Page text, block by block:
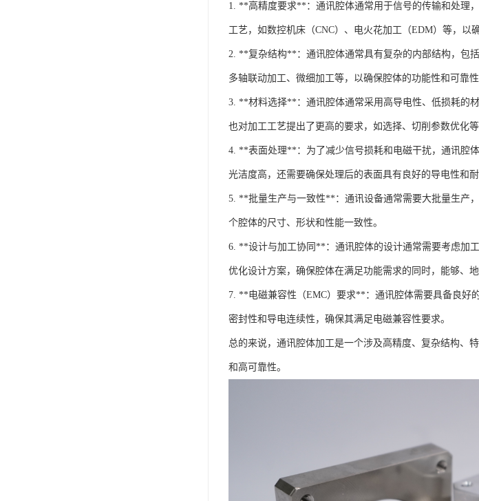
1. **高精度要求**：通讯腔体通常用于信号的传输和处理
工艺，如数控机床（CNC）、电火花加工（EDM）等，以
2. **复杂结构**：通讯腔体通常具有复杂的内部结构，包
多轴联动加工、微细加工等，以确保腔体的功能性和可靠性
3. **材料选择**：通讯腔体通常采用高导电性、低损耗的
也对加工工艺提出了更高的要求，如选择、切削参数优化等
4. **表面处理**：为了减少信号损耗和电磁干扰，通讯腔
光洁度高，还需要确保处理后的表面具有良好的导电性和耐
5. **批量生产与一致性**：通讯设备通常需要大批量生产
个腔体的尺寸、形状和性能一致性。
6. **设计与加工协同**：通讯腔体的设计通常需要考虑加
优化设计方案，确保腔体在满足功能需求的同时，能够、地
7. **电磁兼容性（EMC）要求**：通讯腔体需要具备良好
密封性和导电连续性，确保其满足电磁兼容性要求。
总的来说，通讯腔体加工是一个涉及高精度、复杂结构、
和高可靠性。